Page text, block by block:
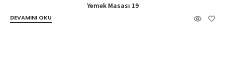
Yemek Masası 19
DEVAMINI OKU